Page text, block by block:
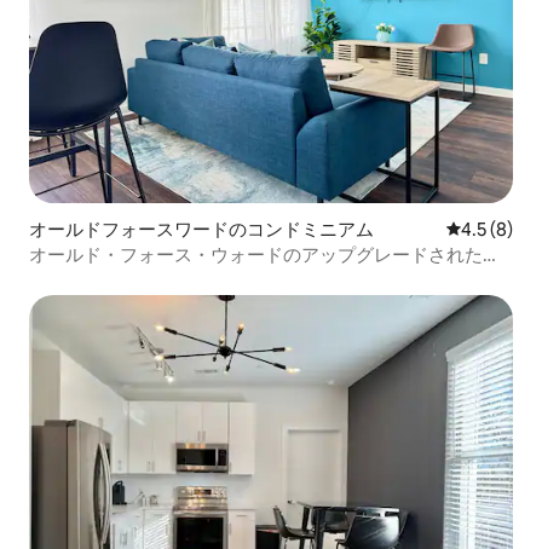
オールドフォースワードのコンドミニアム レビュー8
4.5 (8)
オールド・フォース・ウォードのアップグレードされたア